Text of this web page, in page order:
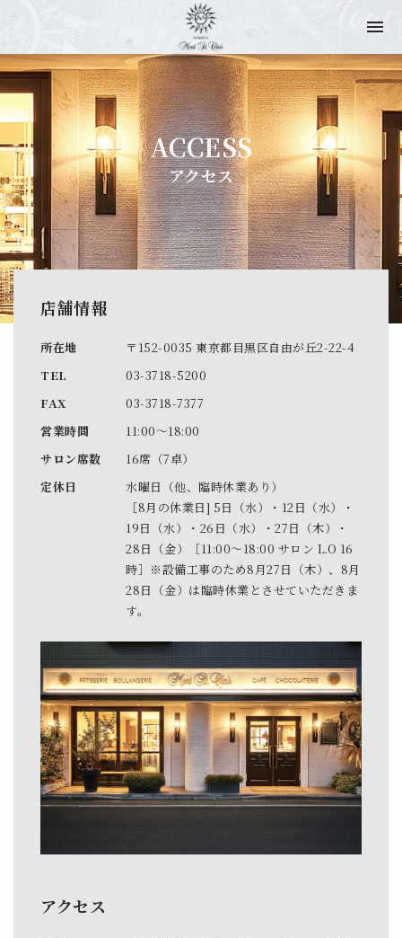
ACCESS
アクセス
店舗情報
所在地
〒152-0035 東京都目黒区自由が丘2-22-4
TEL
03-3718-5200
FAX
03-3718-7377
営業時間
11:00～18:00
サロン席数
16席（7卓）
定休日
水曜日（他、臨時休業あり）
［8月の休業日] 5日（水）・12日（水）・
19日（水）・26日（水）・27日（木）・
28日（金）［11:00～18:00 サロン L.O 16
時］※設備工事のため8月27日（木）、8月
28日（金）は臨時休業とさせていただきま
す。
アクセス